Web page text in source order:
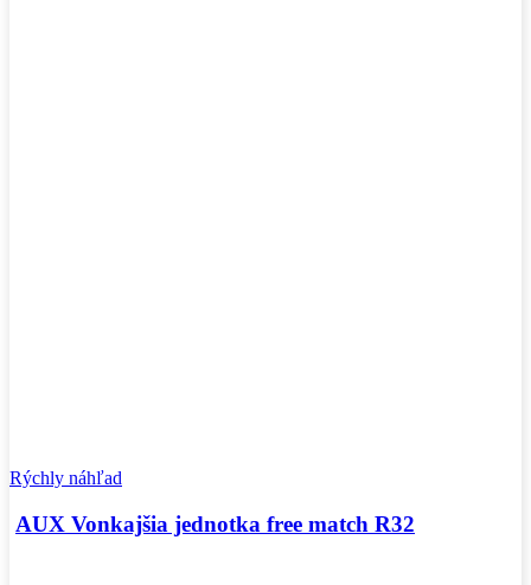
Rýchly náhľad
AUX Vonkajšia jednotka free match R32